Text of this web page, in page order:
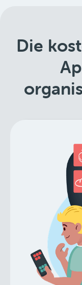
Die